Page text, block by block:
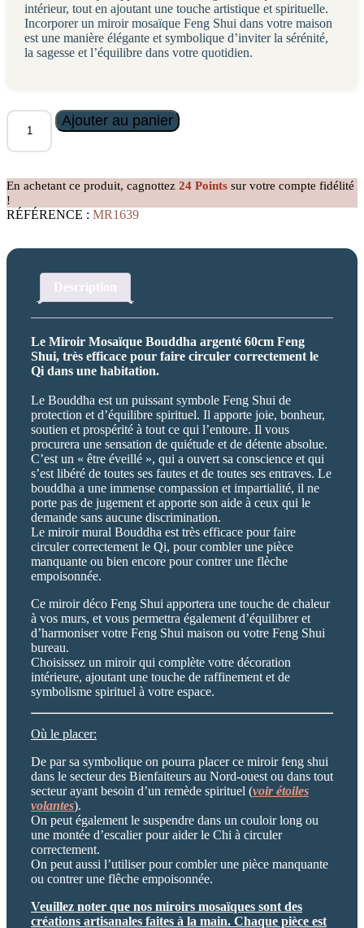
intérieur, tout en ajoutant une touche artistique et spirituelle.
Incorporer un miroir mosaïque Feng Shui dans votre maison
est une manière élégante et symbolique d’inviter la sérénité,
la sagesse et l’équilibre dans votre quotidien.
quantité
Miroir
argenté
60cm
Ajouter au panier
En achetant ce produit, cagnottez 24 Points sur votre compte fidélité
!
RÉFÉRENCE : MR1639
Description
Le Miroir Mosaïque Bouddha argenté 60cm Feng
Shui, très efficace pour faire circuler correctement le
Qi dans une habitation.
Le Bouddha est un puissant symbole Feng Shui de
protection et d’équilibre spirituel. Il apporte joie, bonheur,
soutien et prospérité à tout ce qui l’entoure. Il vous
procurera une sensation de quiétude et de détente absolue.
C’est un « être éveillé », qui a ouvert sa conscience et qui
s’est libéré de toutes ses fautes et de toutes ses entraves. Le
bouddha a une immense compassion et impartialité, il ne
porte pas de jugement et apporte son aide à ceux qui le
demande sans aucune discrimination.
Le miroir mural Bouddha est très efficace pour faire
circuler correctement le Qi, pour combler une pièce
manquante ou bien encore pour contrer une flèche
empoisonnée.
Ce miroir déco Feng Shui apportera une touche de chaleur
à vos murs, et vous permettra également d’équilibrer et
d’harmoniser votre Feng Shui maison ou votre Feng Shui
bureau.
Choisissez un miroir qui complète votre décoration
intérieure, ajoutant une touche de raffinement et de
symbolisme spirituel à votre espace.
Où le placer:
De par sa symbolique on pourra placer ce miroir feng shui
dans le secteur des Bienfaiteurs au Nord-ouest ou dans tout
secteur ayant besoin d’un remède spirituel (voir étoiles
volantes).
On peut également le suspendre dans un couloir long ou
une montée d’escalier pour aider le Chi à circuler
correctement.
On peut aussi l’utiliser pour combler une pièce manquante
ou contrer une flêche empoisonnée.
Veuillez noter que nos miroirs mosaïques sont des
créations artisanales faites à la main. Chaque pièce est